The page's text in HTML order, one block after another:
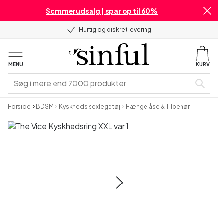
Sommerudsalg | spar op til 60%
Hurtig og diskret levering
MENU KURV
Forside BDSM Kyskheds sexlegetøj Hængelåse & Tilbehør